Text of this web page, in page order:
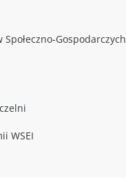
Społeczno-Gospodarczych
WSEI